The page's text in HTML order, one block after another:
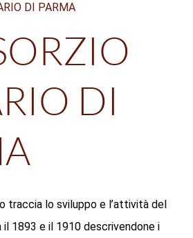
DI
traccia lo sviluppo e l’attività del
il 1893 e il 1910 descrivendone i